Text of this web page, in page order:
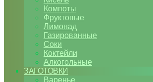
Компоты
Фруктовые
Лимонад
Газированные
Соки
Коктейли
Алкогольные
ЗАГОТОВКИ
Варенье